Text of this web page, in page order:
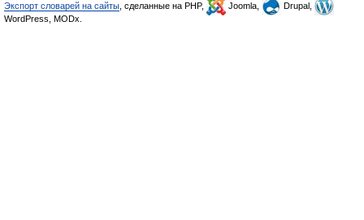
Экспорт словарей на сайты , сделанные на PHP, Joomla,
Drupal,
WordPress, MODx.